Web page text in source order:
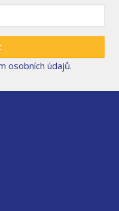
osobních údajů.